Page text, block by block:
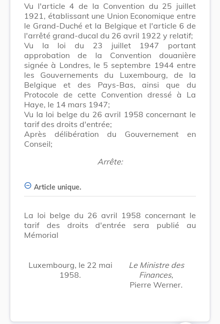
Vu l'article 4 de la Convention du 25 juillet
1921, établissant une Union Economique entre
le Grand-Duché et la Belgique et l'article 6 de
l'arrêté grand-ducal du 26 avril 1922 y relatif;
Vu la loi du 23 juillet 1947 portant
approbation de la Convention douanière
signée à Londres, le 5 septembre 1944 entre
les Gouvernements du Luxembourg, de la
Belgique et des Pays-Bas, ainsi que du
Protocole de cette Convention dressé à La
Haye, le 14 mars 1947;
Vu la loi belge du 26 avril 1958 concernant le
tarif des droits d'entrée;
Après délibération du Gouvernement en
Conseil;
Arrête:
Article unique.
La loi belge du 26 avril 1958 concernant le
tarif des droits d'entrée sera publié au
Mémorial
Luxembourg, le 22 mai
1958.
Le Ministre des
Finances,
Pierre Werner.